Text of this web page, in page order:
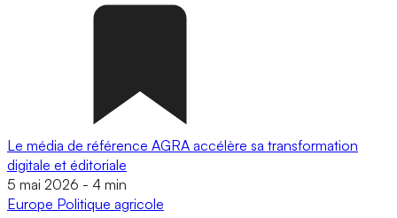
Le média de référence AGRA accélère sa transformation
digitale et éditoriale
5 mai 2026 - 4 min
Europe Politique agricole